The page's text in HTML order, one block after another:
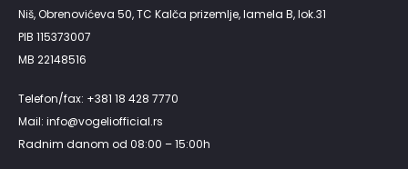
Niš, Obrenovićeva 50, TC Kalča prizemlje, lamela B, lok.31
PIB 115373007
MB 22148516
Telefon/fax: +381 18 428 7770
Mail: info@vogeliofficial.rs
Radnim danom od 08:00 – 15:00h